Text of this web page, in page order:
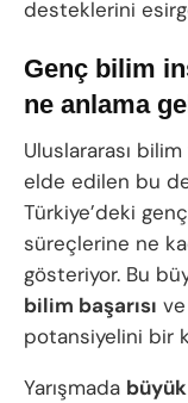
desteklerini
Genç bilim
ne anlama
Uluslararası
elde edilen bu
Türkiye’deki
süreçlerine ne
gösteriyor. Bu
bilim başarısı
potansiyelini bir
Yarışmada